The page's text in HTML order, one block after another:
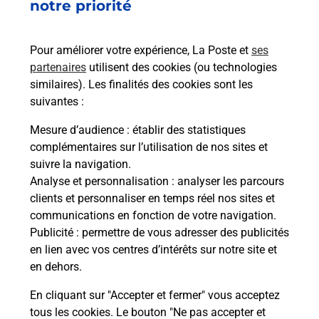
notre priorité
Pour améliorer votre expérience, La Poste et ses
partenaires utilisent des cookies (ou technologies
similaires). Les finalités des cookies sont les
suivantes :
Mesure d’audience : établir des statistiques
complémentaires sur l’utilisation de nos sites et
suivre la navigation.
Analyse et personnalisation : analyser les parcours
clients et personnaliser en temps réel nos sites et
communications en fonction de votre navigation.
Publicité : permettre de vous adresser des publicités
en lien avec vos centres d’intérêts sur notre site et
en dehors.
En cliquant sur "Accepter et fermer" vous acceptez
tous les cookies. Le bouton "Ne pas accepter et
12 RUE JEAN MOULIN
En savoir plus
Malin !
La Poste
en ligne
Ouvert 24h/24
En savoir plus